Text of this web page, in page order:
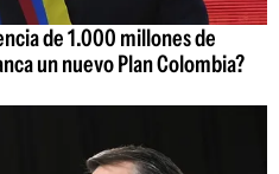
de 1.000 millones de
un nuevo Plan Colombia?